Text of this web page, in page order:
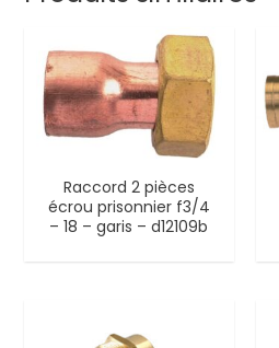
Raccord 2 pièces
écrou prisonnier f3/4
– 18 – garis – d12109b